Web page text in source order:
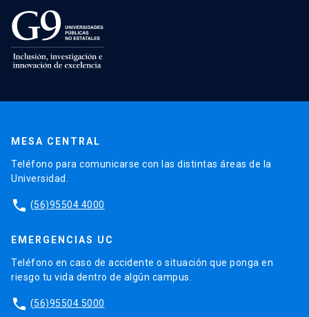
MESA CENTRAL
Teléfono para comunicarse con las distintas áreas de la
Universidad.
phone (56)95504 4000
EMERGENCIAS UC
Teléfono en caso de accidente o situación que ponga en
riesgo tu vida dentro de algún campus.
phone (56)95504 5000